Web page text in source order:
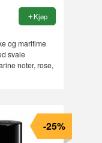
Kjøp
og maritime
svale
noter, rose,
-25%